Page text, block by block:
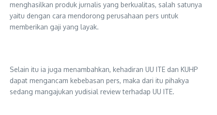
menghasilkan produk jurnalis yang berkualitas, salah satunya
yaitu dengan cara mendorong perusahaan pers untuk
memberikan gaji yang layak.
Selain itu ia juga menambahkan, kehadiran UU ITE dan KUHP
dapat mengancam kebebasan pers, maka dari itu pihakya
sedang mangajukan yudisial review terhadap UU ITE.